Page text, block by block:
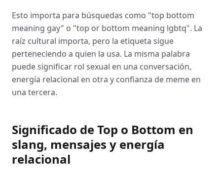
Esto importa para búsquedas como "top bottom
meaning gay" o "top or bottom meaning lgbtq". La
raíz cultural importa, pero la etiqueta sigue
perteneciendo a quien la usa. La misma palabra
puede significar rol sexual en una conversación,
energía relacional en otra y confianza de meme en
una tercera.
Significado de Top o Bottom en
slang, mensajes y energía
relacional